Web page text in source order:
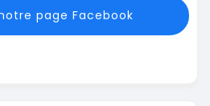
page Facebook